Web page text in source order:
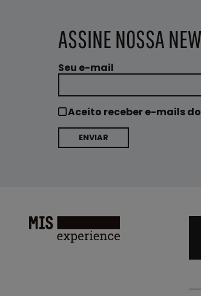
ASSINE NOSSA
Seu e-mail
Aceito receber e-mails do